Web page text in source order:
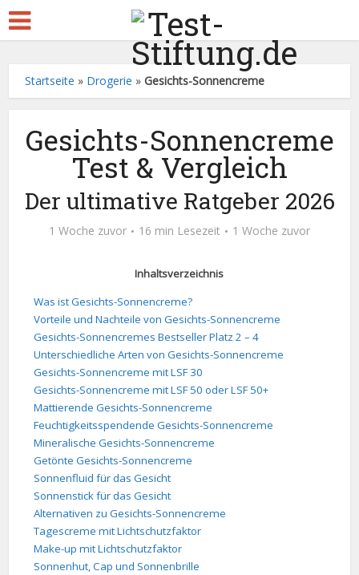
Startseite » Drogerie »Gesichts-Sonnencreme
Gesichts-Sonnencreme
Test & Vergleich
Der ultimative Ratgeber 2026
1 Woche zuvor 16 min Lesezeit 1 Woche zuvor
Inhaltsverzeichnis
Was ist Gesichts-Sonnencreme?
Vorteile und Nachteile von Gesichts-Sonnencreme
Gesichts-Sonnencremes Bestseller Platz 2 – 4
Unterschiedliche Arten von Gesichts-Sonnencreme
Gesichts-Sonnencreme mit LSF 30
Gesichts-Sonnencreme mit LSF 50 oder LSF 50+
Mattierende Gesichts-Sonnencreme
Feuchtigkeitsspendende Gesichts-Sonnencreme
Mineralische Gesichts-Sonnencreme
Getönte Gesichts-Sonnencreme
Sonnenfluid für das Gesicht
Sonnenstick für das Gesicht
Alternativen zu Gesichts-Sonnencreme
Tagescreme mit Lichtschutzfaktor
Make-up mit Lichtschutzfaktor
Sonnenhut, Cap und Sonnenbrille